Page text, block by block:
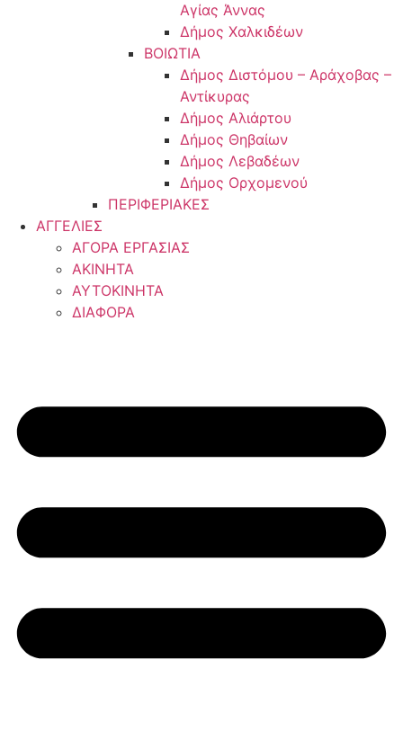
Αγίας Άννας
Δήμος Χαλκιδέων
ΒΟΙΩΤΙΑ
Δήμος Διστόμου – Αράχοβας –
Αντίκυρας
Δήμος Αλιάρτου
Δήμος Θηβαίων
Δήμος Λεβαδέων
Δήμος Ορχομενού
ΠΕΡΙΦΕΡΙΑΚΕΣ
ΑΓΓΕΛΙΕΣ
ΑΓΟΡΑ ΕΡΓΑΣΙΑΣ
ΑΚΙΝΗΤΑ
ΑΥΤΟΚΙΝΗΤΑ
ΔΙΑΦΟΡΑ